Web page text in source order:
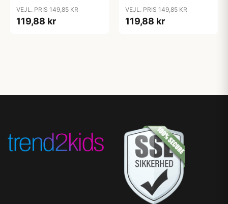
VEJL. PRIS 149,85 KR
119,88 kr
Collection
VEJL. PRIS 149,85 KR
119,88 kr